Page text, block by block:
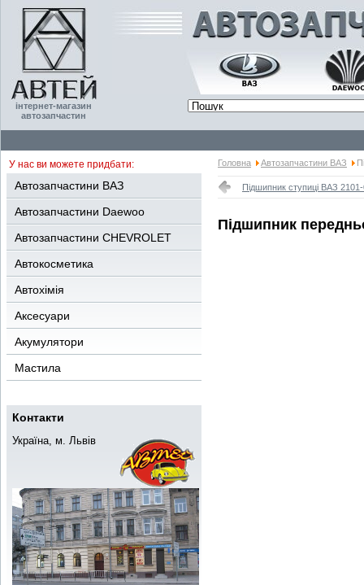
інтернет-магазин
автозапчастин
У нас ви можете придбати:
Автозапчастини ВАЗ
Автозапчастини Daewoo
Автозапчастини CHEVROLET
Автокосметика
Автохімія
Аксесуари
Акумулятори
Мастила
Контакти
Україна, м. Львів
Головна Автозапчастини ВАЗ
Підшипник ступиці ВАЗ
Підшипник